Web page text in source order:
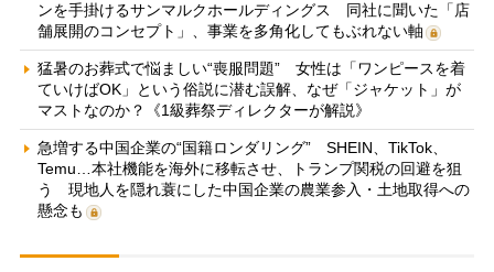
ンを手掛けるサンマルクホールディングス 同社に聞いた「店
舗展開のコンセプト」、事業を多角化してもぶれない軸
猛暑のお葬式で悩ましい“喪服問題” 女性は「ワンピースを着
ていけばOK」という俗説に潜む誤解、なぜ「ジャケット」が
マストなのか？《1級葬祭ディレクターが解説》
急増する中国企業の“国籍ロンダリング” SHEIN、TikTok、
Temu…本社機能を海外に移転させ、トランプ関税の回避を狙
う 現地人を隠れ蓑にした中国企業の農業参入・土地取得への
懸念も